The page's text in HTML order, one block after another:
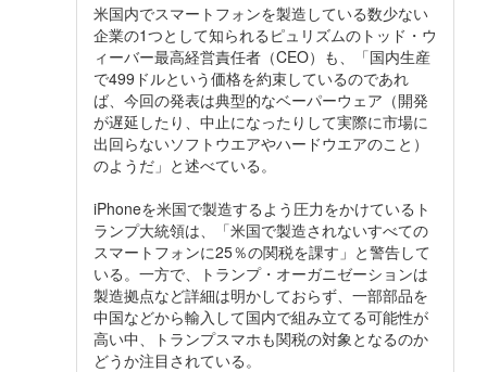
米国内でスマートフォンを製造している数少ない
企業の1つとして知られるピュリズムのトッド・ウ
ィーバー最高経営責任者（CEO）も、「国内生産
で499ドルという価格を約束しているのであれ
ば、今回の発表は典型的なベーパーウェア（開発
が遅延したり、中止になったりして実際に市場に
出回らないソフトウエアやハードウエアのこと）
のようだ」と述べている。
iPhoneを米国で製造するよう圧力をかけているト
ランプ大統領は、「米国で製造されないすべての
スマートフォンに25％の関税を課す」と警告して
いる。一方で、トランプ・オーガニゼーションは
製造拠点など詳細は明かしておらず、一部部品を
中国などから輸入して国内で組み立てる可能性が
高い中、トランプスマホも関税の対象となるのか
どうか注目されている。